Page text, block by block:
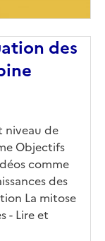
des
niveau de
Objectifs
comme
des
La mitose
- Lire et